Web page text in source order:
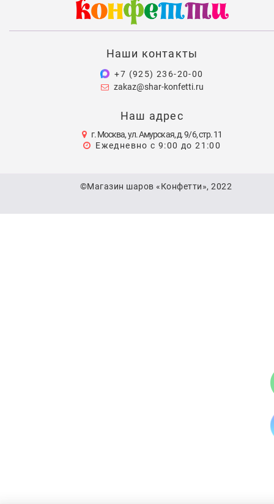
Наши контакты
+7 (925) 236-20-00
zakaz@shar-konfetti.ru
Наш адрес
г. Москва, ул. Амурская, д. 9/6, стр. 11
Ежедневно с 9:00 до 21:00
©Магазин шаров «Конфетти», 2022